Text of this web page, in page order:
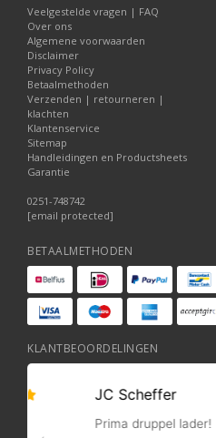
Veelgestelde vragen | FAQ
Over ons
Algemene voorwaarden
Disclaimer
Privacy Policy
Betaalmethoden
Verzenden | retourneren |
klachten
Klantenservice
Sitemap
Handleidingen en Productsheets
Garantie
0251-748742
[email protected]
BETAALMETHODEN
KLANTBEOORDELINGEN